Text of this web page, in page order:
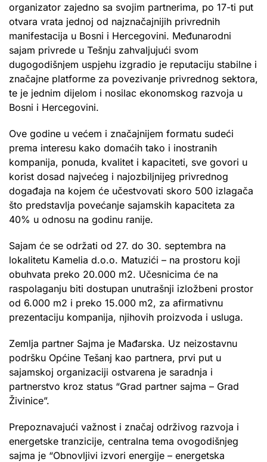
organizator zajedno sa svojim partnerima, po 17-ti put
otvara vrata jednoj od najznačajnijih privrednih
manifestacija u Bosni i Hercegovini. Međunarodni
sajam privrede u Tešnju zahvaljujući svom
dugogodišnjem uspjehu izgradio je reputaciju stabilne i
značajne platforme za povezivanje privrednog sektora,
te je jednim dijelom i nosilac ekonomskog razvoja u
Bosni i Hercegovini.
Ove godine u većem i značajnijem formatu sudeći
prema interesu kako domaćih tako i inostranih
kompanija, ponuda, kvalitet i kapaciteti, sve govori u
korist dosad najvećeg i najozbiljnijeg privrednog
događaja na kojem će učestvovati skoro 500 izlagača
što predstavlja povećanje sajamskih kapaciteta za
40% u odnosu na godinu ranije.
Sajam će se održati od 27. do 30. septembra na
lokalitetu Kamelia d.o.o. Matuzići – na prostoru koji
obuhvata preko 20.000 m2. Učesnicima će na
raspolaganju biti dostupan unutrašnji izložbeni prostor
od 6.000 m2 i preko 15.000 m2, za afirmativnu
prezentaciju kompanija, njihovih proizvoda i usluga.
Zemlja partner Sajma je Mađarska. Uz neizostavnu
podršku Općine Tešanj kao partnera, prvi put u
sajamskoj organizaciji ostvarena je saradnja i
partnerstvo kroz status “Grad partner sajma – Grad
Živinice”.
Prepoznavajući važnost i značaj održivog razvoja i
energetske tranzicije, centralna tema ovogodišnjeg
sajma je “Obnovljivi izvori energije – energetska